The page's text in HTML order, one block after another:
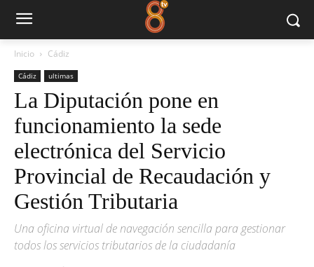
Inicio Cádiz
Cádiz ultimas
La Diputación pone en
funcionamiento la sede
electrónica del Servicio
Provincial de Recaudación y
Gestión Tributaria
Una oficina virtual de navegación sencilla para gestionar
todos los servicios tributarios de la ciudadanía